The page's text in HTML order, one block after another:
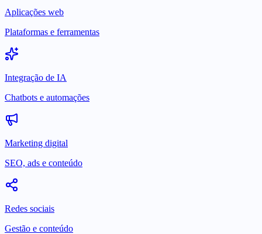
Aplicações web
Plataformas e ferramentas
Integração de IA
Chatbots e automações
Marketing digital
SEO, ads e conteúdo
Redes sociais
Gestão e conteúdo